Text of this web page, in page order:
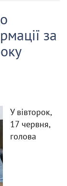
за
У вівторок,
17 червня,
голова